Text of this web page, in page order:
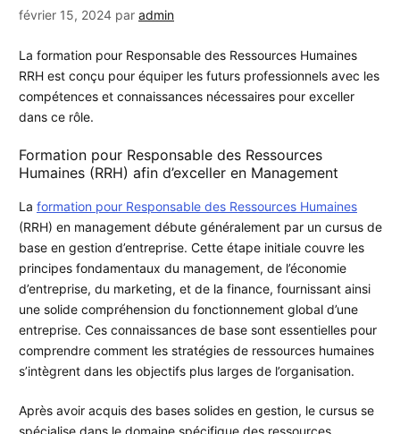
février 15, 2024 par admin
La formation pour Responsable des Ressources Humaines
RRH est conçu pour équiper les futurs professionnels avec les
compétences et connaissances nécessaires pour exceller
dans ce rôle.
Formation pour Responsable des Ressources
Humaines (RRH) afin d’exceller en Management
La formation pour Responsable des Ressources Humaines
(RRH) en management débute généralement par un cursus de
base en gestion d’entreprise. Cette étape initiale couvre les
principes fondamentaux du management, de l’économie
d’entreprise, du marketing, et de la finance, fournissant ainsi
une solide compréhension du fonctionnement global d’une
entreprise. Ces connaissances de base sont essentielles pour
comprendre comment les stratégies de ressources humaines
s’intègrent dans les objectifs plus larges de l’organisation.
Après avoir acquis des bases solides en gestion, le cursus se
spécialise dans le domaine spécifique des ressources